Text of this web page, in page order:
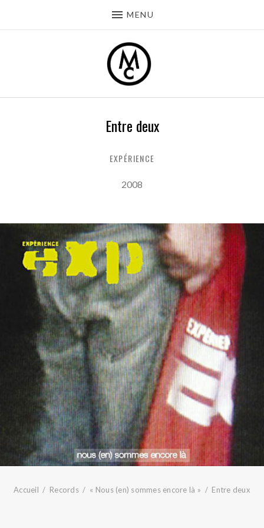
MENU
Entre deux
EXPÉRIENCE
Released:
2008
Accueil Records « Nous (en) sommes encore là » Entre deux